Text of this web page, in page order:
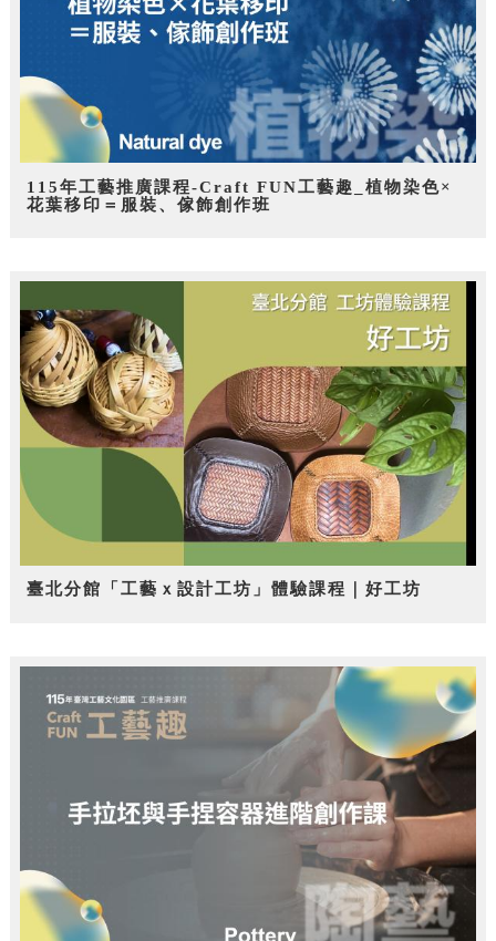
115年工藝推廣課程-Craft FUN工藝趣_植物染色×
花葉移印＝服裝、傢飾創作班
臺北分館「工藝ｘ設計工坊」體驗課程｜好工坊